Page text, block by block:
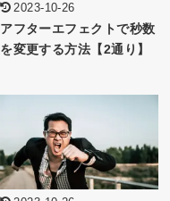
2023-10-26
アフターエフェクトで秒数
を変更する方法【2通り】